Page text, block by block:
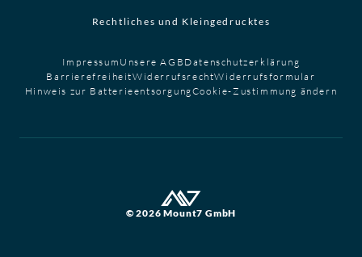
Rechtliches und Kleingedrucktes
Impressum Unsere AGB Datenschutzerklärung
BarrierefreiheitWiderrufsrechtWiderrufsformular
Hinweis zur BatterieentsorgungCookie-Zustimmung ändern
© 2026 Mount7 GmbH